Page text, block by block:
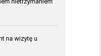
na wizytę u